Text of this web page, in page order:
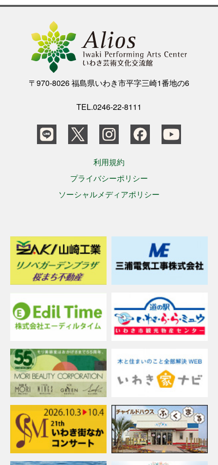
〒970-8026 福島県いわき市平字三崎1番地の6
TEL.0246-22-8111
利用規約
プライバシーポリシー
ソーシャルメディアポリシー